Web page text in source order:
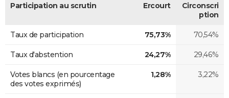
Participation au scrutin Ercourt
Circonscri
ption
Taux de participation 75,73% 70,54%
Taux d'abstention 24,27% 29,46%
Votes blancs (en pourcentage
des votes exprimés)
1,28% 3,22%